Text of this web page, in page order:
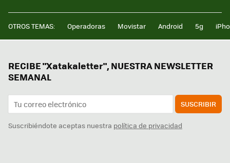
OTROS TEMAS: Operadoras Movistar Android 5g
RECIBE "Xatakaletter", NUESTRA NEWSLETTER
SEMANAL
SUSCRIBIR
Suscribiéndote aceptas nuestra política de privacidad